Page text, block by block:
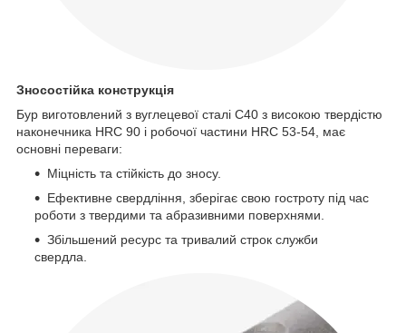
Зносостійка конструкція
Бур виготовлений з вуглецевої сталі С40 з високою твердістю
наконечника HRC 90 і робочої частини HRC 53-54, має
основні переваги:
Міцність та стійкість до зносу.
Ефективне свердління, зберігає свою гостроту під час
роботи з твердими та абразивними поверхнями.
Збільшений ресурс та тривалий строк служби
свердла.